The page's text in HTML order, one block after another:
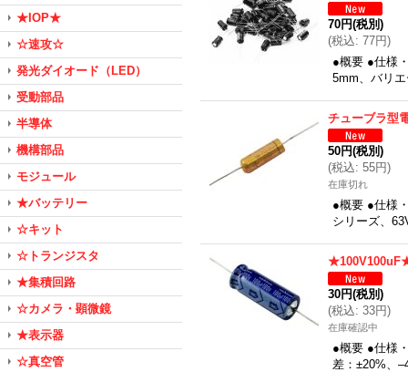
★IOP★
☆速攻☆
発光ダイオード（LED）
受動部品
半導体
機構部品
モジュール
★バッテリー
☆キット
☆トランジスタ
★集積回路
☆カメラ・顕微鏡
★表示器
☆真空管
70円(税別)
(税込: 77円)
●概要 ●仕様
5mm、バリ
チューブラ型
50円(税別)
(税込: 55円)
在庫切れ
●概要 ●仕様
シリーズ、
30円(税別)
(税込: 33円)
在庫確認中
●概要 ●仕様
差：±20%、